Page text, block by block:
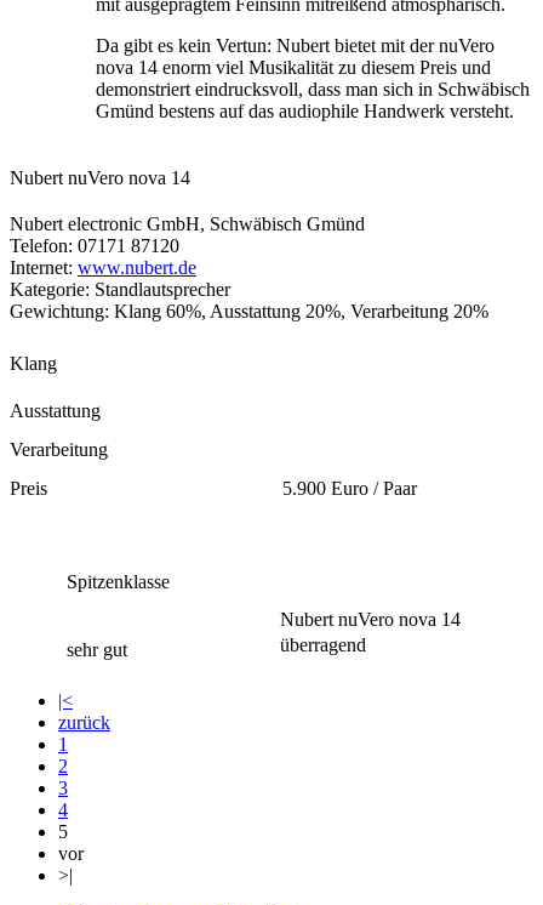
mit ausgeprägtem Feinsinn mitreißend atmosphärisch.
Da gibt es kein Vertun: Nubert bietet mit der nuVero
nova 14 enorm viel Musikalität zu diesem Preis und
demonstriert eindrucksvoll, dass man sich in Schwäbisch
Gmünd bestens auf das audiophile Handwerk versteht.
Nubert nuVero nova 14
Nubert electronic GmbH, Schwäbisch Gmünd
Telefon: 07171 87120
Internet: www.nubert.de
Kategorie: Standlautsprecher
Gewichtung: Klang 60%, Ausstattung 20%, Verarbeitung 20%
Klang
Ausstattung
Verarbeitung
Preis
5.900 Euro / Paar
Spitzenklasse
Nubert nuVero nova 14
überragend
sehr gut
|<
zurück
1
2
3
4
5
vor
>|